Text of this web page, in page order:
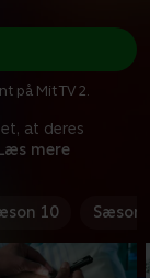
at deres
Læs mere
på Mit TV 2.
10 Sæson